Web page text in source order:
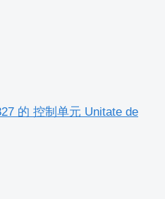
的 控制单元 Unitate de